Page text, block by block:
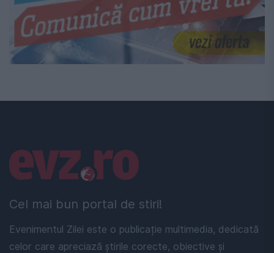
Cel mai bun portal de stiri!
Evenimentul Zilei este o publicație multimedia, dedicată
celor care apreciază știrile corecte, obiective și
Linkuri utile